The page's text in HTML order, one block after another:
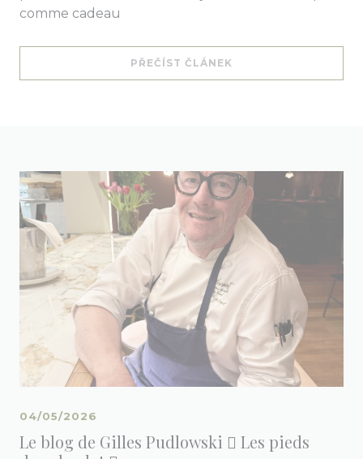
comme cadeau
PŘEČÍST ČLÁNEK
Le blog de Gilles Pudlowski  Les pieds
04/05/2026